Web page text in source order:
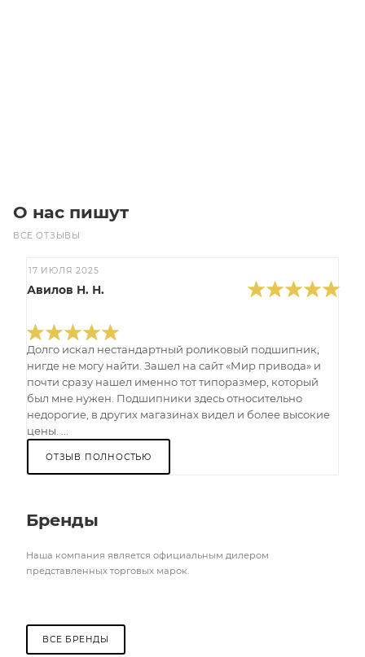
О нас пишут
ВСЕ ОТЗЫВЫ
17 ИЮЛЯ 2025
Авилов Н. Н.
Долго искал нестандартный роликовый подшипник,
нигде не могу найти. Зашел на сайт «Мир привода» и
почти сразу нашел именно тот типоразмер, который
был мне нужен. Подшипники здесь относительно
недорогие, в других магазинах видел и более высокие
цены. ...
ОТЗЫВ ПОЛНОСТЬЮ
Бренды
Наша компания является официальным дилером
представленных торговых марок.
ВСЕ БРЕНДЫ